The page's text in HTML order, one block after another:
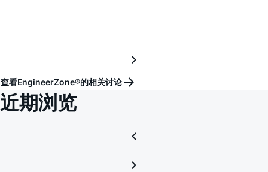
查看EngineerZone®的相关讨论
近期浏览